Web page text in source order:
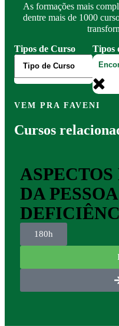
As formações mais
dentre mais de 1000
Tipos de Curso
Tipos
VEM PRA FAVENI
Cursos
ASPECTOS
DA
180h